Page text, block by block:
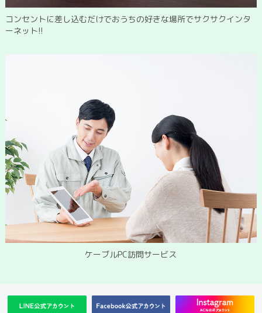
コンセントに差し込むだけでおうちの好きな場所でサクサクインタ
ーネット!!
ケーブルPC訪問サービス